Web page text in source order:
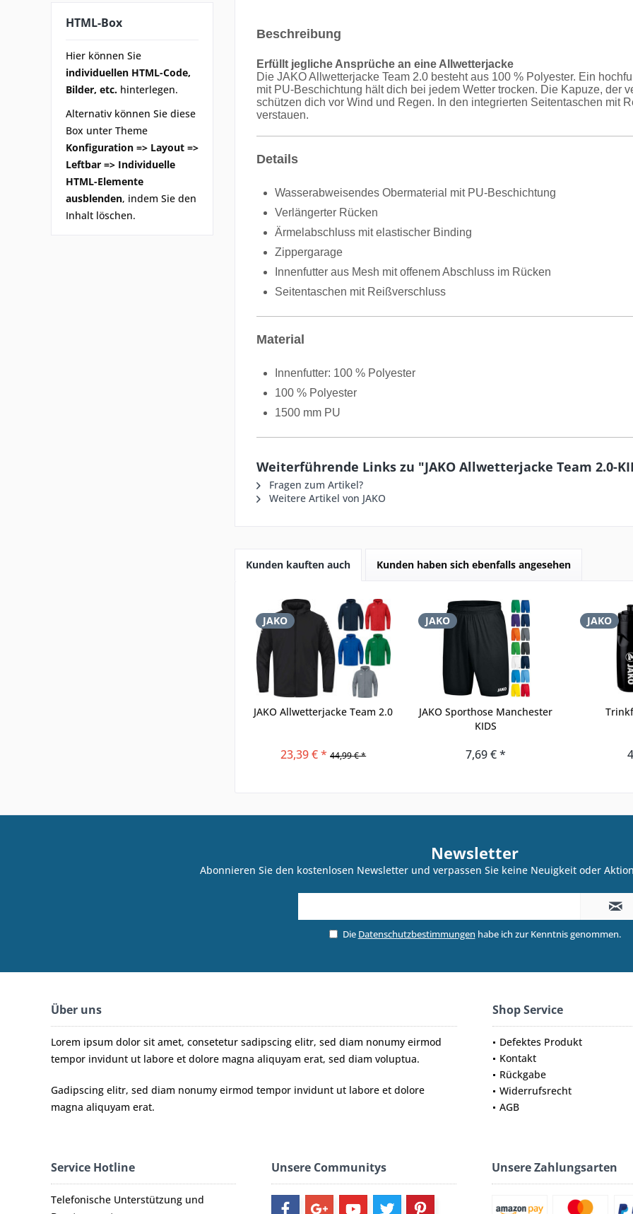
HTML-Box
Hier können Sie
individuellen HTML-Code,
Bilder, etc. hinterlegen.
Alternativ können Sie diese
Box unter Theme
Konfiguration => Layout =>
Leftbar => Individuelle
HTML-Elemente
ausblenden, indem Sie den
Inhalt löschen.
Beschreibung
Erfüllt jegliche Ansprüche an eine Allwetterjacke
Die JAKO Allwetterjacke Team 2.0 besteht aus 100 % Polyester. Ein
mit PU-Beschichtung hält dich bei jedem Wetter trocken. Die Kapuze, der
schützen dich vor Wind und Regen. In den integrierten Seitentaschen mit
verstauen.
Details
Wasserabweisendes Obermaterial mit PU-Beschichtung
Verlängerter Rücken
Ärmelabschluss mit elastischer Binding
Zippergarage
Innenfutter aus Mesh mit offenem Abschluss im Rücken
Seitentaschen mit Reißverschluss
Material
Innenfutter: 100 % Polyester
100 % Polyester
1500 mm PU
Weiterführende Links zu "JAKO Allwetterjacke Team 2.0-
Fragen zum Artikel?
Weitere Artikel von JAKO
Kunden kauften auch Kunden haben sich ebenfalls angesehen
JAKO
JAKO Allwetterjacke Team 2.0
23,39 € * 44,99 € *
JAKO
JAKO Sporthose Manchester
KIDS
7,69 € *
JAKO
Newsletter
Abonnieren Sie den kostenlosen Newsletter und verpassen Sie keine Neuigkeit oder
Die Datenschutzbestimmungen habe ich zur Kenntnis genommen.
Über uns
Lorem ipsum dolor sit amet, consetetur sadipscing elitr, sed diam nonumy eirmod
tempor invidunt ut labore et dolore magna aliquyam erat, sed diam voluptua.
Gadipscing elitr, sed diam nonumy eirmod tempor invidunt ut labore et dolore
magna aliquyam erat.
Shop Service
Defektes Produkt
Kontakt
Rückgabe
Widerrufsrecht
AGB
Service Hotline
Telefonische Unterstützung und
Unsere Communitys Unsere Zahlungsarten